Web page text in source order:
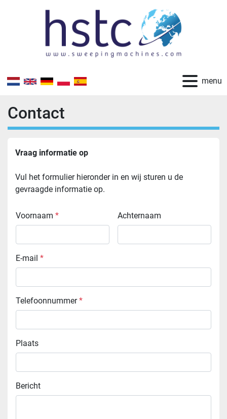
menu
Contact
Vraag informatie op
Vul het formulier hieronder in en wij sturen u de
gevraagde informatie op.
Voornaam * Achternaam
E-mail *
Telefoonnummer*
Plaats
Bericht